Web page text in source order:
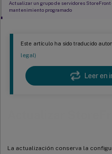
Este artículo ha sido traducido
legal)
Leer en
La actualización conserva la
Actualizar un grupo de servidores
mantenimiento programado